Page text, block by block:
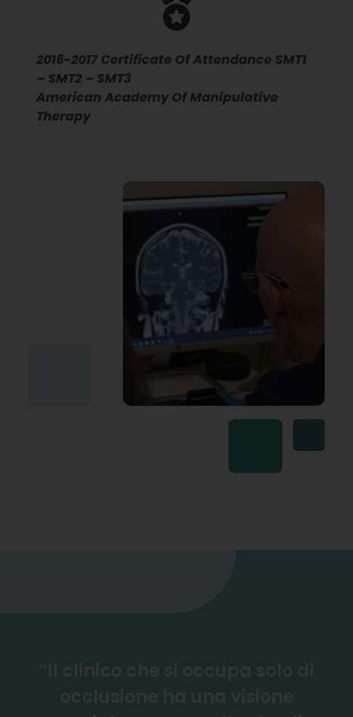
2016-2017 Certificate Of Attendance SMT1
– SMT2 – SMT3
American Academy Of Manipulative
Therapy
“Il clinico che si occupa solo di
occlusione ha una visione